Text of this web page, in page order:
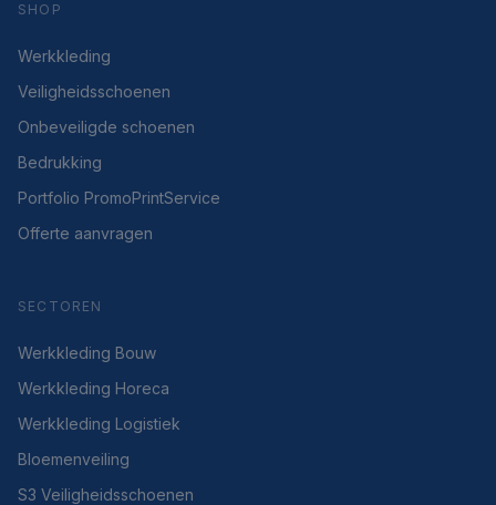
SHOP
Werkkleding
Veiligheidsschoenen
Onbeveiligde schoenen
Bedrukking
Portfolio PromoPrintService
Offerte aanvragen
SECTOREN
Werkkleding Bouw
Werkkleding Horeca
Werkkleding Logistiek
Bloemenveiling
S3 Veiligheidsschoenen